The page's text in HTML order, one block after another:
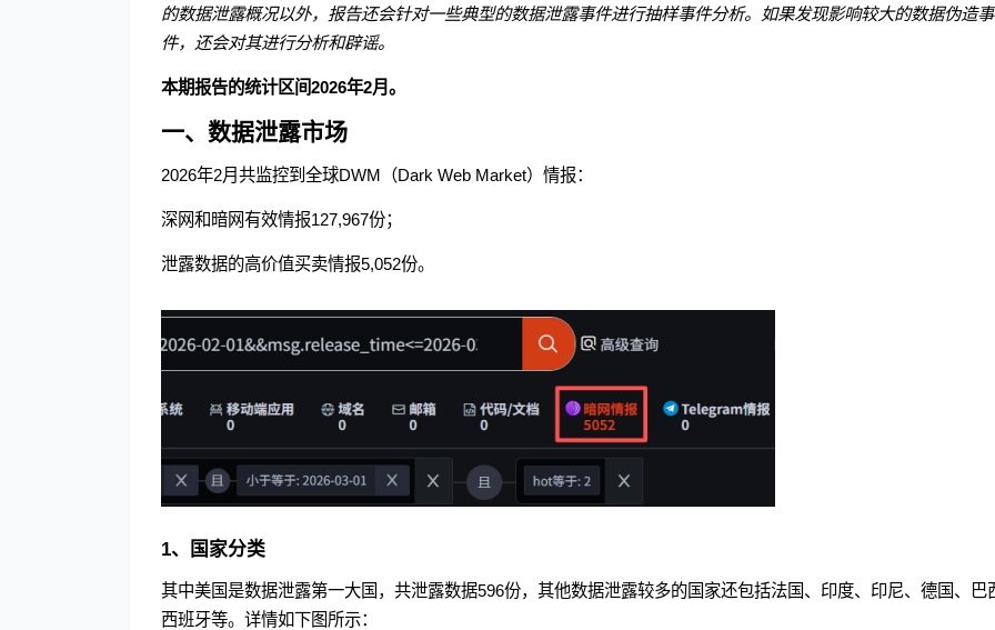
的数据泄露概况以外，报告还会针对一些典型的数据泄露事件进行抽样事件分析。如果发现影响较大的数据伪造事
件，还会对其进行分析和辟谣。
本期报告的统计区间2026年2月。
一、数据泄露市场
2026年2月共监控到全球DWM（Dark Web Market）情报：
深网和暗网有效情报127,967份；
泄露数据的高价值买卖情报5,052份。
1、国家分类
其中美国是数据泄露第一大国，共泄露数据596份，其他数据泄露较多的国家还包括法国、印度、印尼、德国、巴
西班牙等。详情如下图所示：